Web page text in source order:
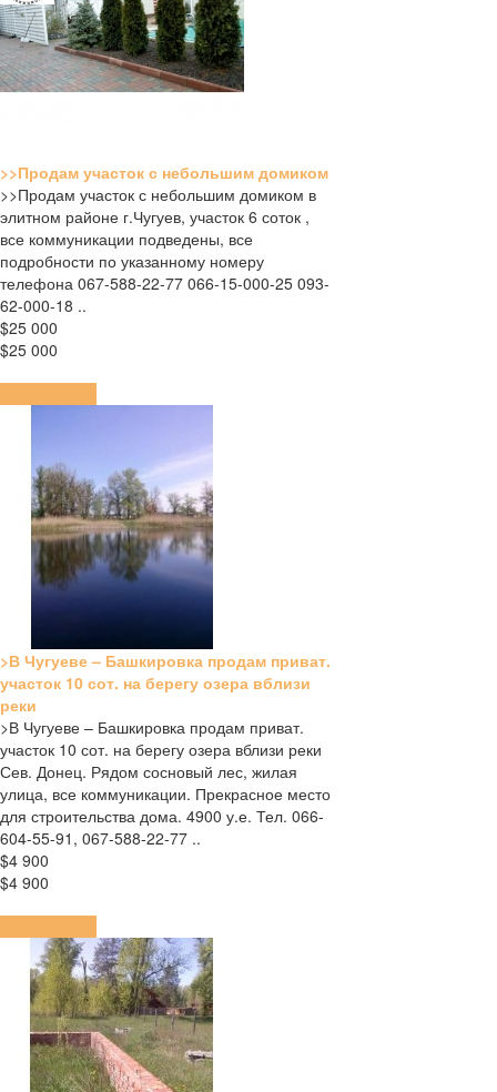
>>Продам участок с небольшим домиком
>>Продам участок с небольшим домиком в
элитном районе г.Чугуев, участок 6 соток ,
все коммуникации подведены, все
подробности по указанному номеру
телефона 067-588-22-77 066-15-000-25 093-
62-000-18 ..
$25 000
$25 000
>В Чугуеве – Башкировка продам приват.
участок 10 сот. на берегу озера вблизи
реки
>В Чугуеве – Башкировка продам приват.
участок 10 сот. на берегу озера вблизи реки
Сев. Донец. Рядом сосновый лес, жилая
улица, все коммуникации. Прекрасное место
для строительства дома. 4900 у.е. Тел. 066-
604-55-91, 067-588-22-77 ..
$4 900
$4 900